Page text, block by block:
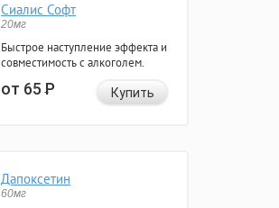
Сиалис Софт
20мг
Быстрое наступление эффекта и
совместимость с алкоголем.
от 65Р Купить
Дапоксетин
60мг